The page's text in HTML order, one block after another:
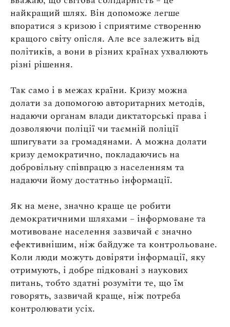
найкращий шлях. Він допоможе легше
впоратися з кризою і сприятиме створенню
кращого світу опісля. Але все залежить від
політиків, а вони в різних країнах ухвалюють
різні рішення.
Так само і в межах країни. Кризу можна
долати за допомогою авторитарних методів,
надаючи органам влади диктаторські права і
дозволяючи поліції чи таємній поліції
шпигувати за громадянами. А можна долати
кризу демократично, покладаючись на
добровільну співпрацю з населенням та
надаючи йому достатньо інформації.
Як на мене, значно краще це робити
демократичними шляхами – інформоване та
мотивоване населення зазвичай є значно
ефективнішим, ніж байдуже та контрольоване.
Коли люди можуть довіряти інформації, яку
отримують, і добре підковані з наукових
питань, тобто здатні розуміти те, що їм
говорять, зазвичай краще, ніж потреба
контролювати усіх.